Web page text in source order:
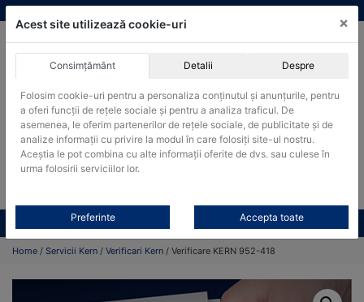
Skip
to
ACHIZITII PUBLICE
Produsele pot fi achizitionate si in sistemul SEAP / SICAP
Products
search
CAUTARE
Toate produsele CONTACT
Home / Servicii Kern / Verificari Kern / Verificare KERN 952-418
Acest site utilizează cookie-uri ×
Consimțământ Detalii Despre
Folosim cookie-uri pentru a personaliza conținutul și anunțurile, pentru
a oferi funcții de rețele sociale și pentru a analiza traficul. De
asemenea, le oferim partenerilor de rețele sociale, de publicitate și de
analize informații cu privire la modul în care folosiți site-ul nostru.
Aceștia le pot combina cu alte informații oferite de dvs. sau culese în
urma folosirii serviciilor lor.
Preferinte Accepta toate